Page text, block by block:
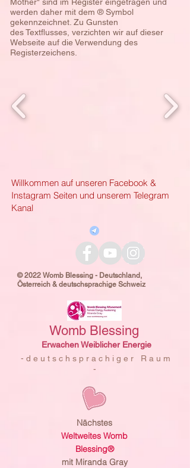
werden daher mit dem ® Symbol
gekennzeichnet. Zu Gunsten
desTextflusses, verzichten wir auf dieser
Webseite auf die Verwendung des
Registerzeichens.
Willkommen auf unseren Facebook &
Instagram Seiten und unserem Telegram
Kanal
© 2022 Womb Blessing - Deutschland,
Österreich & deutschsprachige Schweiz
Womb Blessing
Erwachen Weiblicher Energie
- d e u t s c h s p r a c h i g e r R a u m
-
Nächstes
Weltweites Womb
Blessing®
mit Miranda Gray